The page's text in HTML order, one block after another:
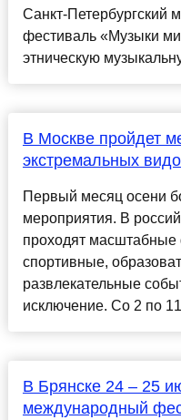
Санкт-Петербургский
фестиваль «Музыки
этническую
В Москве пройдет
экстремальных
Первый месяц осени
мероприятия. В
проходят масштабные
спортивные,
развлекательные
исключение. Со 2 по
В Брянске 24 – 25
международный